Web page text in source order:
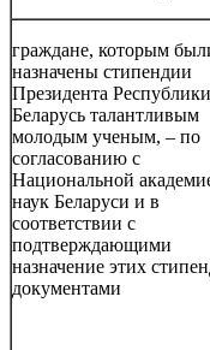
граждане, которым
назначены стипендии
Президента Республики
Беларусь талантливым
молодым ученым, – по
согласованию с
Национальной
наук Беларуси и в
соответствии с
подтверждающими
назначение этих
документами